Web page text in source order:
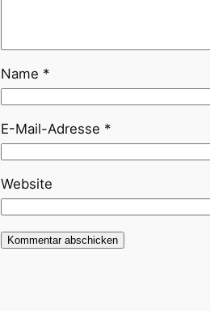
Name *
E-Mail-Adresse *
Website